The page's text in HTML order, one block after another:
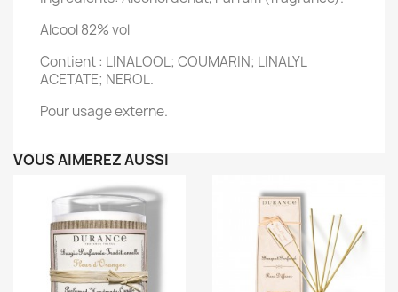
Alcool 82% vol
Contient : LINALOOL; COUMARIN; LINALYL
ACETATE; NEROL.
Pour usage externe.
VOUS AIMEREZ AUSSI